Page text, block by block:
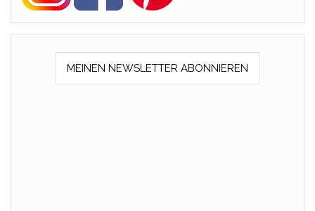
MEINEN NEWSLETTER ABONNIEREN